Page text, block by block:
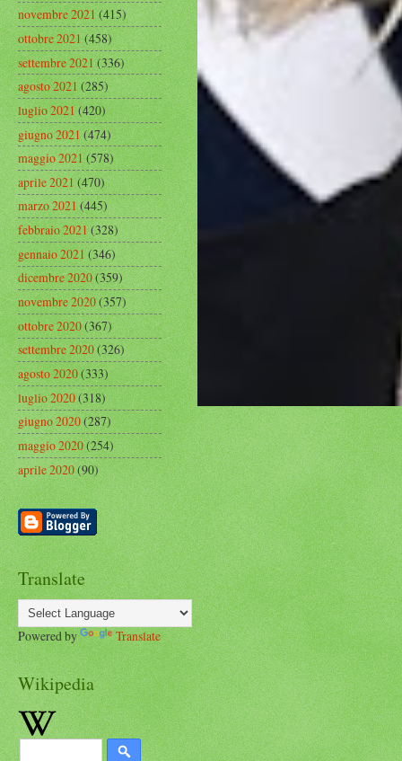
novembre 2021(415)
ottobre 2021(458)
settembre 2021(336)
agosto 2021(285)
luglio 2021(420)
giugno 2021(474)
maggio 2021(578)
aprile 2021(470)
marzo 2021(445)
febbraio 2021(328)
gennaio 2021(346)
dicembre 2020(359)
novembre 2020(357)
ottobre 2020(367)
settembre 2020(326)
agosto 2020(333)
luglio 2020(318)
giugno 2020(287)
maggio 2020(254)
aprile 2020(90)
Translate
Powered by Translate
Wikipedia